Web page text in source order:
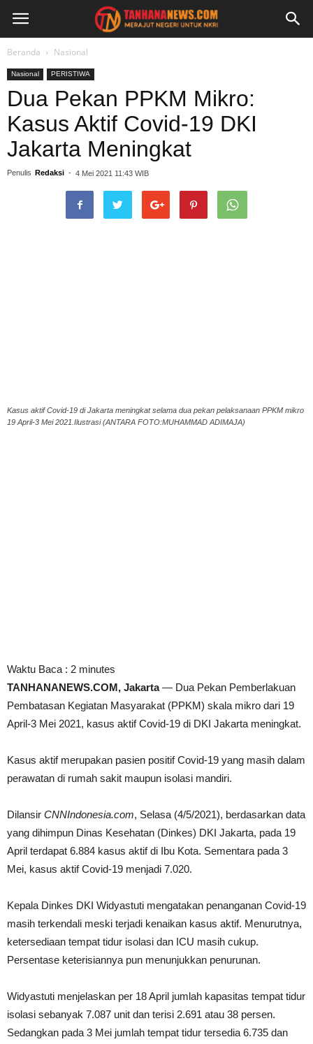
Beranda Nasional
Nasional PERISTIWA
Dua Pekan PPKM Mikro:
Kasus Aktif Covid-19 DKI
Jakarta Meningkat
Penulis Redaksi - 4 Mei 2021 11:43 WIB
Kasus aktif Covid-19 di Jakarta meningkat selama dua pekan pelaksanaan PPKM mikro
19 April-3 Mei 2021.Ilustrasi (ANTARA FOTO:MUHAMMAD ADIMAJA)
Waktu Baca : 2 minutes
TANHANANEWS.COM, Jakarta— Dua Pekan Pemberlakuan
Pembatasan Kegiatan Masyarakat (PPKM) skala mikro dari 19
April-3 Mei 2021, kasus aktif Covid-19 di DKI Jakarta meningkat.
Kasus aktif merupakan pasien positif Covid-19 yang masih dalam
perawatan di rumah sakit maupun isolasi mandiri.
Dilansir CNNIndonesia.com, Selasa (4/5/2021), berdasarkan data
yang dihimpun Dinas Kesehatan (Dinkes) DKI Jakarta, pada 19
April terdapat 6.884 kasus aktif di Ibu Kota. Sementara pada 3
Mei, kasus aktif Covid-19 menjadi 7.020.
Kepala Dinkes DKI Widyastuti mengatakan penanganan Covid-19
masih terkendali meski terjadi kenaikan kasus aktif. Menurutnya,
ketersediaan tempat tidur isolasi dan ICU masih cukup.
Persentase keterisiannya pun menunjukkan penurunan.
Widyastuti menjelaskan per 18 April jumlah kapasitas tempat tidur
isolasi sebanyak 7.087 unit dan terisi 2.691 atau 38 persen.
Sedangkan pada 3 Mei jumlah tempat tidur tersedia 6.735 dan